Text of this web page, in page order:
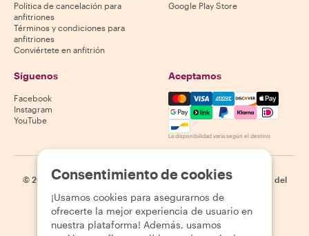
Política de cancelación para
anfitriones
Términos y condiciones para
anfitriones
Conviértete en anfitrión
Google Play Store
Síguenos
Facebook
Instagram
YouTube
Aceptamos
Mastercard, Visa, Amex,
La disponibilidad varía según el destino
© 2026 Withlocals.com | Política de privacidad | Cookies
Mapa del
Consentimiento de cookies
¡Usamos cookies para asegurarnos de
ofrecerte la mejor experiencia de usuario en
nuestra plataforma! Además, usamos